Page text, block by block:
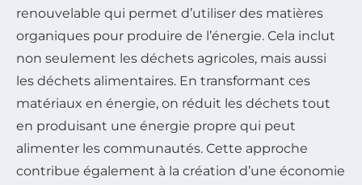
renouvelable qui permet d’utiliser des matières
organiques pour produire de l’énergie. Cela inclut
non seulement les déchets agricoles, mais aussi
les déchets alimentaires. En transformant ces
matériaux en énergie, on réduit les déchets tout
en produisant une énergie propre qui peut
alimenter les communautés. Cette approche
contribue également à la création d’une économie